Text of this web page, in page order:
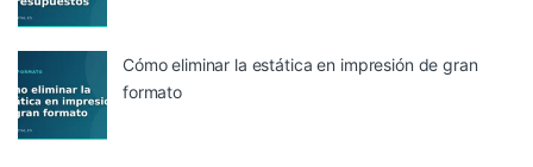
Cómo eliminar la estática en impresión de gran
formato